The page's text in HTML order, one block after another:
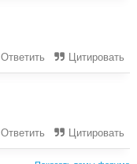
Ответить Цитировать
Ответить Цитировать